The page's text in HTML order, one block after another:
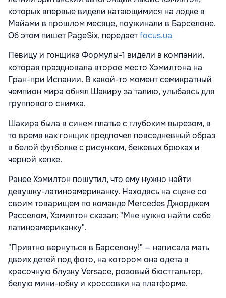
которых впервые видели катающимися на лодке в
Майами в прошлом месяце, поужинали в Барселоне.
Об этом пишет PageSix, передаетfocus.ua
Певицу и гонщика Формулы-1 видели в компании,
которая праздновала второе место Хэмилтона на
Гран-при Испании. В какой-то момент семикратный
чемпион мира обнял Шакиру за талию, улыбаясь для
группового снимка.
Шакира была в синем платье с глубоким вырезом, в
то время как гонщик предпочел повседневный образ
в белой футболке с рисунком, бежевых брюках и
черной кепке.
Ранее Хэмилтон пошутил, что ему нужно найти
девушку-латиноамериканку. Находясь на сцене со
своим товарищем по команде Mercedes Джорджем
Расселом, Хэмилтон сказал: "Мне нужно найти себе
латиноамериканку".
"Приятно вернуться в Барселону!" — написала мать
двоих детей под фото, на котором она одета в
красочную блузку Versace, розовый бюстгальтер,
белую мини-юбку и кроссовки на платформе.